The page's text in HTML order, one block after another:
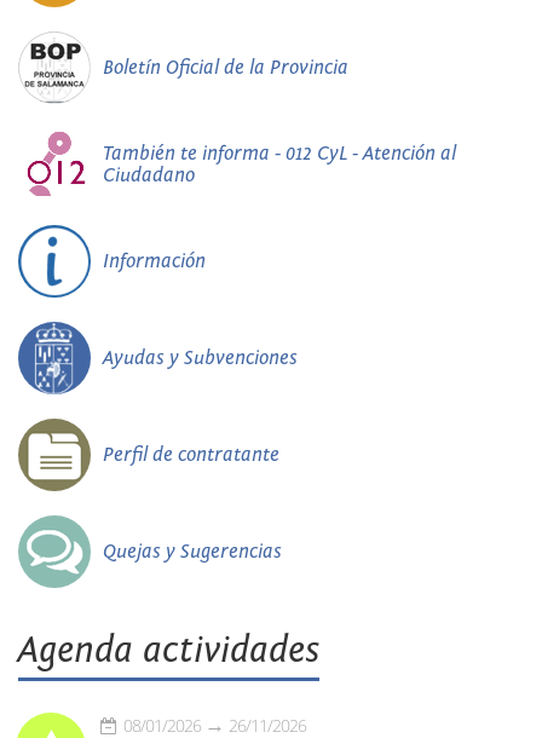
Boletín Oficial de la Provincia
También te informa - 012 CyL - Atención al
Ciudadano
Información
Ayudas y Subvenciones
Perfil de contratante
Quejas y Sugerencias
Agenda actividades
08/01/2026 26/11/2026